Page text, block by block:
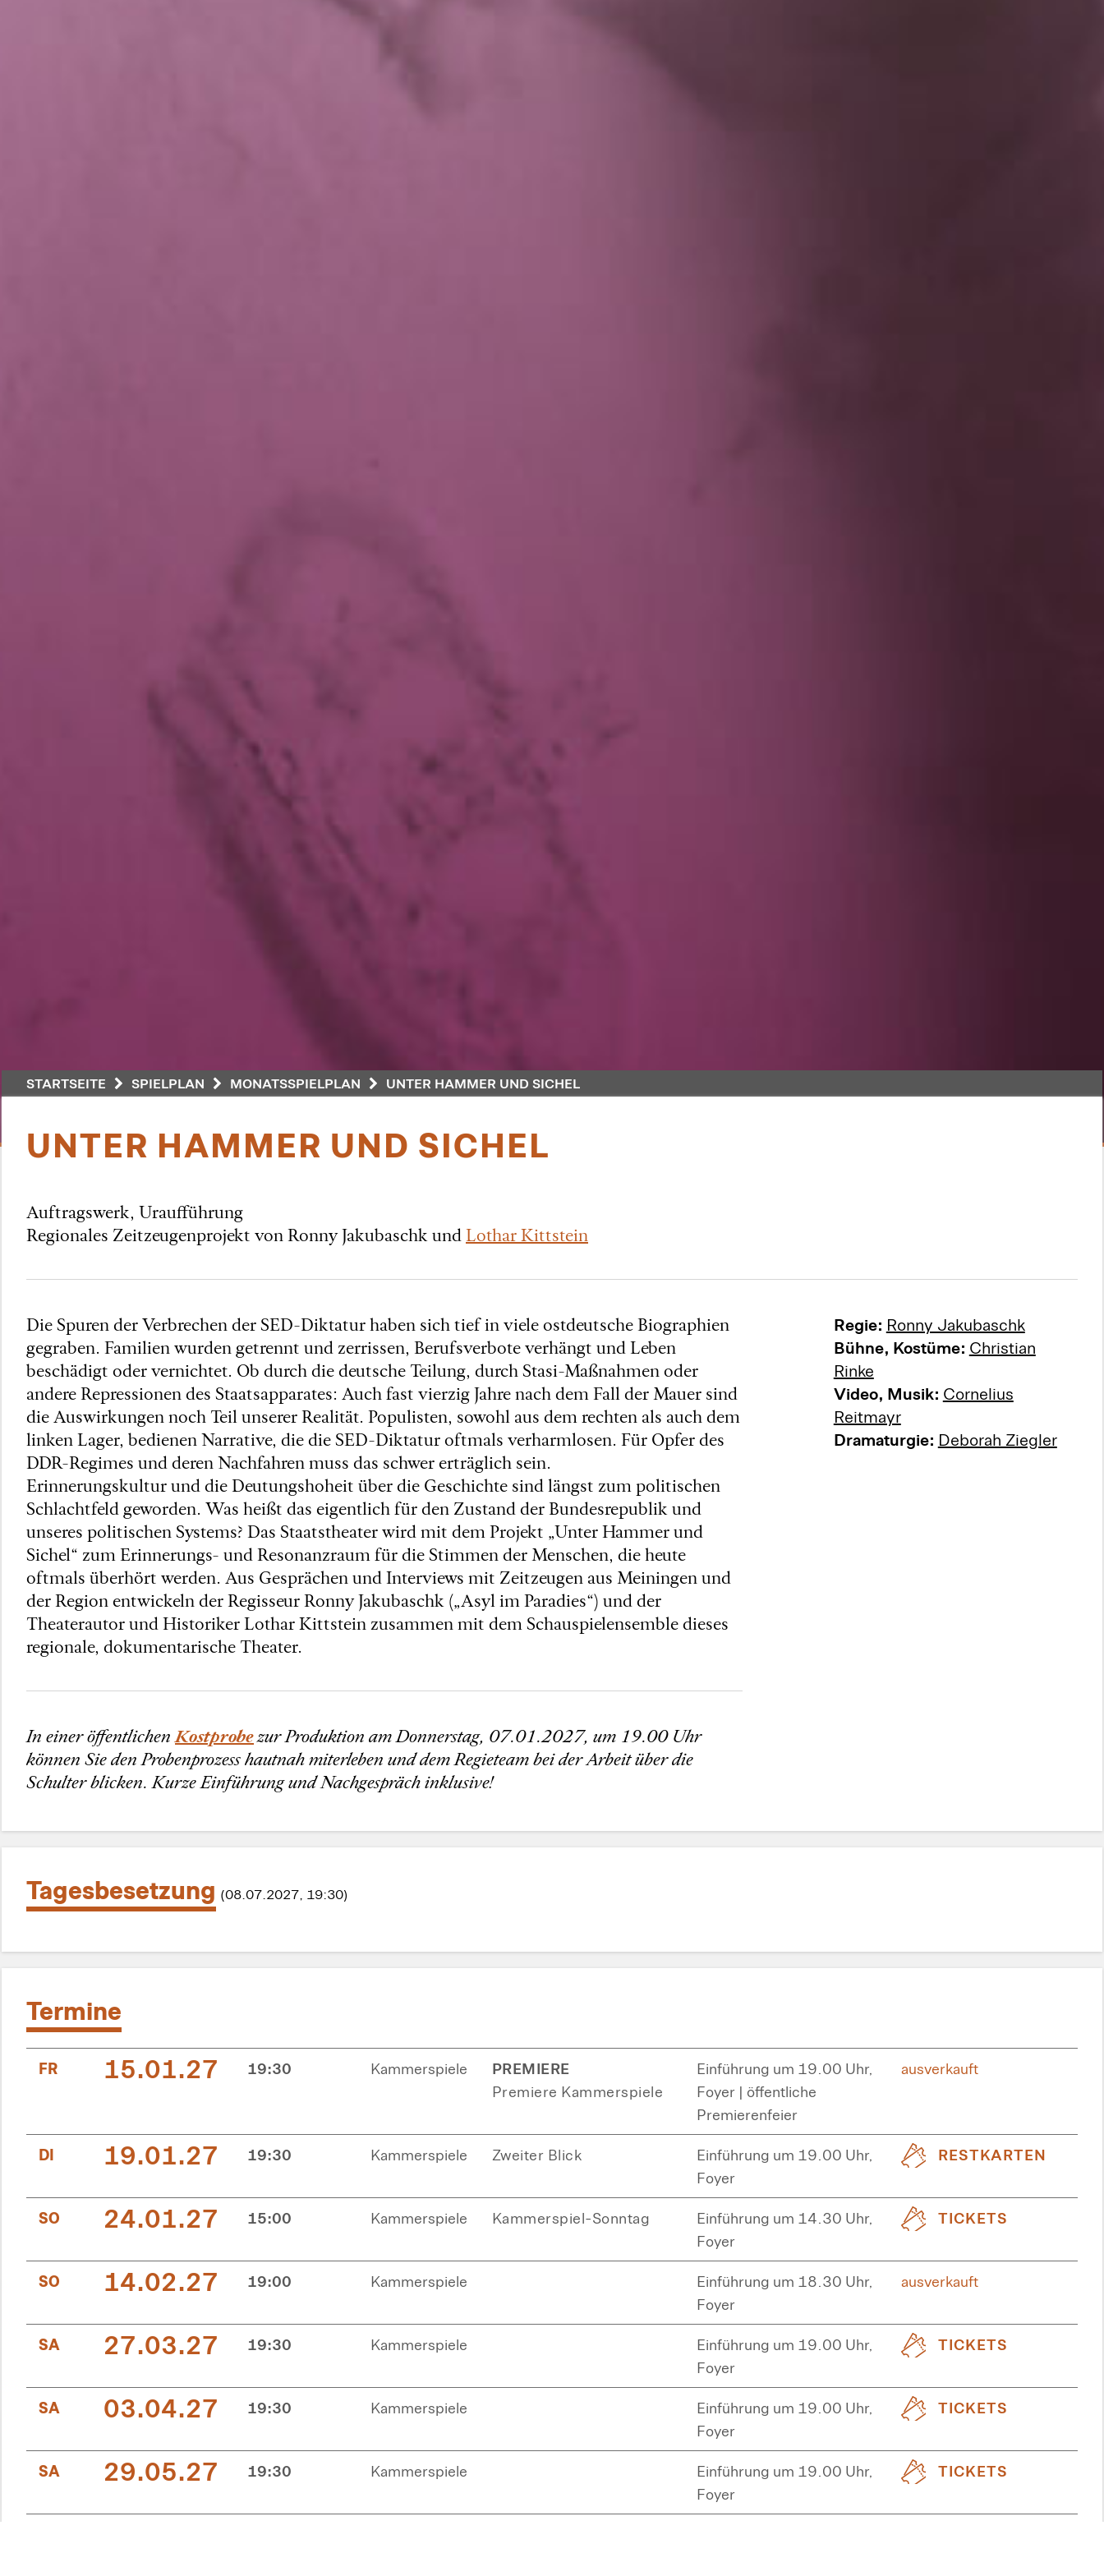
STARTSEITE SPIELPLAN MONATSSPIELPLAN UNTER HAMMER UND SICHEL
UNTER HAMMER UND SICHEL
Auftragswerk, Uraufführung
Regionales Zeitzeugenprojekt von Ronny Jakubaschk undLothar Kittstein
Die Spuren der Verbrechen der SED-Diktatur haben sich tief in viele ostdeutsche Biographien
gegraben. Familien wurden getrennt und zerrissen, Berufsverbote verhängt und Leben
beschädigt oder vernichtet. Ob durch die deutsche Teilung, durch Stasi-Maßnahmen oder
andere Repressionen des Staatsapparates: Auch fast vierzig Jahre nach dem Fall der Mauer sind
die Auswirkungen noch Teil unserer Realität. Populisten, sowohl aus dem rechten als auch dem
linken Lager, bedienen Narrative, die die SED-Diktatur oftmals verharmlosen. Für Opfer des
DDR-Regimes und deren Nachfahren muss das schwer erträglich sein.
Erinnerungskultur und die Deutungshoheit über die Geschichte sind längst zum politischen
Schlachtfeld geworden. Was heißt das eigentlich für den Zustand der Bundesrepublik und
unseres politischen Systems? Das Staatstheater wird mit dem Projekt „Unter Hammer und
Sichel“ zum Erinnerungs- und Resonanzraum für die Stimmen der Menschen, die heute
oftmals überhört werden. Aus Gesprächen und Interviews mit Zeitzeugen aus Meiningen und
der Region entwickeln der Regisseur Ronny Jakubaschk („Asyl im Paradies“) und der
Theaterautor und Historiker Lothar Kittstein zusammen mit dem Schauspielensemble dieses
regionale, dokumentarische Theater.
In einer öffentlichenKostprobezur Produktion am Donnerstag, 07.01.2027, um 19.00 Uhr
können Sie den Probenprozess hautnah miterleben und dem Regieteam bei der Arbeit über die
Schulter blicken. Kurze Einführung und Nachgespräch inklusive!
Regie: Ronny Jakubaschk
Bühne, Kostüme: Christian
Rinke
Video, Musik: Cornelius
Reitmayr
Dramaturgie: Deborah Ziegler
Tagesbesetzung (08.07.2027, 19:30)
Termine
FR 15.01.27 19:30 Kammerspiele
PREMIERE
Premiere Kammerspiele
Einführung um 19.00 Uhr,
Foyer | öffentliche
Premierenfeier
ausverkauft
DI 19.01.27 19:30 Kammerspiele Zweiter Blick
Einführung um 19.00 Uhr,
Foyer
RESTKARTEN
SO 24.01.27 15:00 Kammerspiele Kammerspiel-Sonntag
Einführung um 14.30 Uhr,
Foyer
TICKETS
SO 14.02.27 19:00 Kammerspiele
Einführung um 18.30 Uhr,
Foyer
ausverkauft
SA 27.03.27 19:30 Kammerspiele
Einführung um 19.00 Uhr,
Foyer
TICKETS
SA 03.04.27 19:30 Kammerspiele
Einführung um 19.00 Uhr,
Foyer
TICKETS
SA 29.05.27 19:30 Kammerspiele
Einführung um 19.00 Uhr,
Foyer
TICKETS